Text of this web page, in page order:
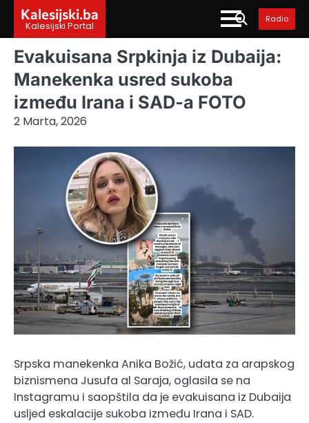
content
Kalesijski.ba
Kalesijski Portal
Radio
Evakuisana Srpkinja iz Dubaija:
Manekenka usred sukoba
između Irana i SAD-a FOTO
2 Marta, 2026
Srpska manekenka Anika Božić, udata za arapskog
biznismena Jusufa al Saraja, oglasila se na
Instagramu i saopštila da je evakuisana iz Dubaija
usljed eskalacije sukoba između Irana i SAD.